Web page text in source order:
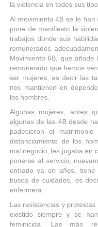
la violencia en todos sus
Al movimiento 4B se le
pone de manifiesto la
trabajos donde sus
remunerados
Movimiento 6B, que
remunerado que hemos
ser mujeres, es decir las
nos mantienen en
los hombres.
Algunas mujeres, antes
algunas de las 4B desde
padecieron el
distanciamiento de los
mal negocio, les jugaba en
ponerse al servicio,
entrado ya en años, tiene
busca de cuidados, es
enfermera.
Las resistencias y
existido siempre y se
feminicida. Las más